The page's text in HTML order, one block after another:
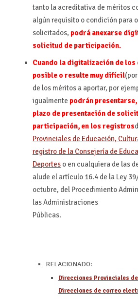
tanto la acreditativa de méritos
algún requisito o condición para
solicitados, podrá anexarse
solicitud de participación.
Cuando la digitalización de los
posible o resulte muy difícil
de los méritos a aportar, por
igualmente podrán
plazo de presentación de
participación, en los registros
Provinciales de Educación,
registro de la Consejería de
Deporteso en cualquiera de las
alude el artículo 16.4 de la Ley
octubre, del Procedimiento
las Administraciones
Públicas.
RELACIONADO:
Direcciones Provinciales
Direcciones de correo